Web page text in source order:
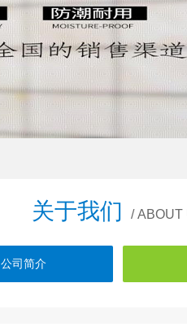
关于我们 / ABOUT
公司简介